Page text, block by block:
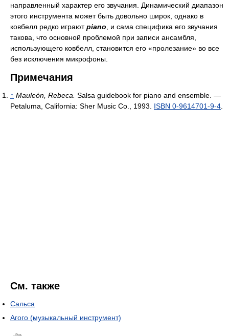
направленный характер его звучания. Динамический диапазон
этого инструмента может быть довольно широк, однако в
ковбелл редко играютpiano , и сама специфика его звучания
такова, что основной проблемой при записи ансамбля,
использующего ковбелл, становится его «пролезание» во все
без исключения микрофоны.
Примечания
↑ Mauleón, Rebeca. Salsa guidebook for piano and ensemble. —
Petaluma, California: Sher Music Co., 1993. ISBN 0-9614701-9-4
См. также
Сальса
Агого (музыкальный инструмент)